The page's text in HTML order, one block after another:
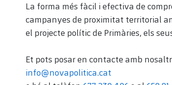
La forma més fàcil i efectiva de
campanyes de proximitat territorial
el projecte polític de Primàries, els
Et pots posar en contacte amb
info@novapolitica.cat